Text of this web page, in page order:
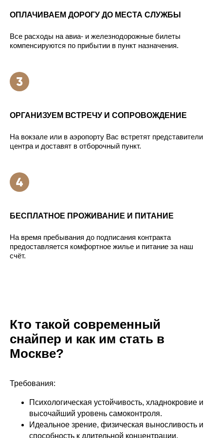
ОПЛАЧИВАЕМ ДОРОГУ ДО МЕСТА СЛУЖБЫ
Все расходы на авиа- и железнодорожные билеты
компенсируются по прибытии в пункт назначения.
ОРГАНИЗУЕМ ВСТРЕЧУ И СОПРОВОЖДЕНИЕ
На вокзале или в аэропорту Вас встретят представители
центра и доставят в отборочный пункт.
БЕСПЛАТНОЕ ПРОЖИВАНИЕ И ПИТАНИЕ
На время пребывания до подписания контракта
предоставляется комфортное жилье и питание за наш
счёт.
Кто такой современный
снайпер и как им стать в
Москве?
Требования:
Психологическая устойчивость, хладнокровие и
высочайший уровень самоконтроля.
Идеальное зрение, физическая выносливость и
способность к длительной концентрации.